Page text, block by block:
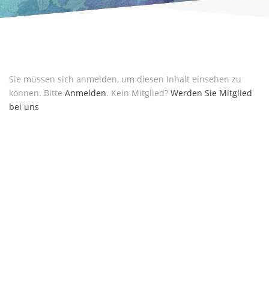
Sie müssen sich anmelden, um diesen Inhalt einsehen zu
können. Bitte Anmelden. Kein Mitglied? Werden Sie Mitglied
bei uns